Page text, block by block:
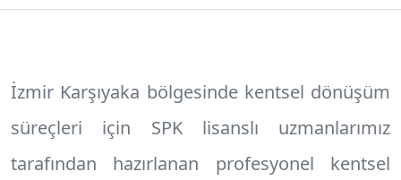
İzmir Karşıyaka bölgesinde kentsel dönüşüm
süreçleri için SPK lisanslı uzmanlarımız
tarafından hazırlanan profesyonel kentsel